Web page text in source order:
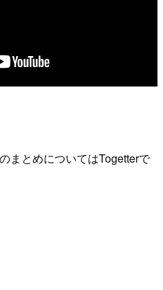
まとめについてはTogetterで